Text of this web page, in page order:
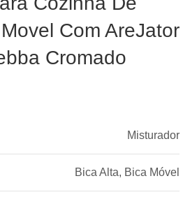
Com AreJator
Cromado
Misturador
Bica Alta, Bica Móvel